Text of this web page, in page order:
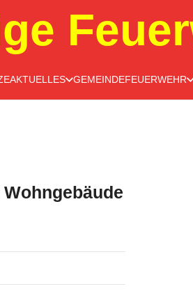
AKTUELLES GEMEINDEFEUERWEHR